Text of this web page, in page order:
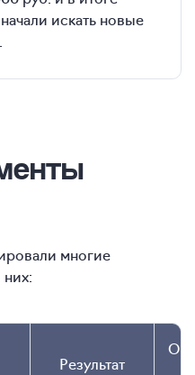
искать новые
многие
Результат